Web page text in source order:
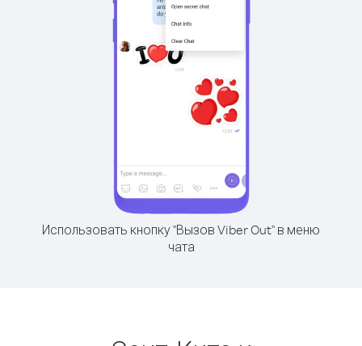
Использовать кнопку "Вызов Viber Out" в меню
чата